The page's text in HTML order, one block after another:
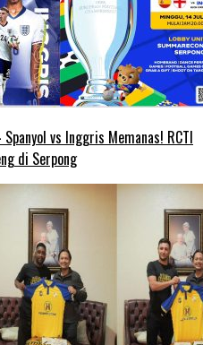
Spanyol vs Inggris Memanas! RCTI
di Serpong